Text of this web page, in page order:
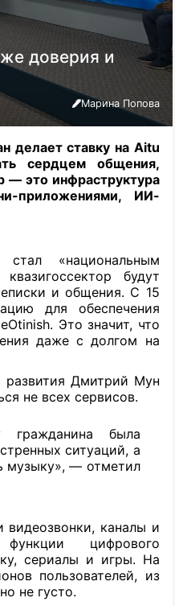
доверия и
Марина Попова
делает ставку на Aitu
сердцем общения,
— это инфраструктура
приложениями, ИИ-
«национальным
будут
и общения. С 15
для обеспечения
Это значит, что
даже с долгом на
развития Дмитрий Мун
не всех сервисов.
была
ситуаций, а
музыку», — отметил
видеозвонки, каналы и
цифрового
сериалы и игры. На
пользователей, из
не густо.